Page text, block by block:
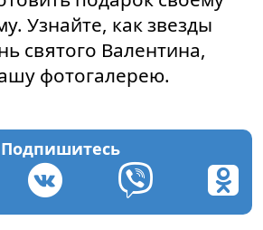
Узнайте, как звезды
святого Валентина,
фотогалерею.
Подпишитесь